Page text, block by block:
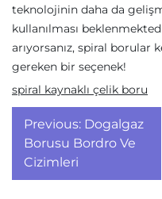
teknolojinin daha da
kullanılması
arıyorsanız, spiral borular
gereken bir seçenek!
spiral kaynaklı çelik boru
Yazı
gezinmesi
Previous: Dogalgaz
Borusu Bordro Ve
Cizimleri